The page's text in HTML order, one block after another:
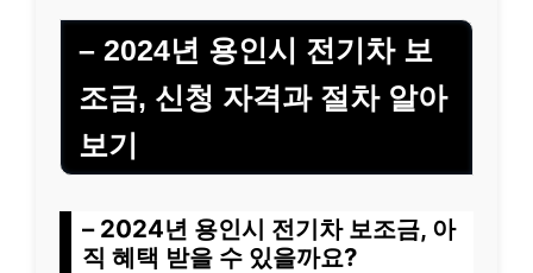
– 2024년 용인시 전기차 보
조금, 신청 자격과 절차 알아
보기
– 2024년 용인시 전기차 보조금, 아
직 혜택 받을 수 있을까요?